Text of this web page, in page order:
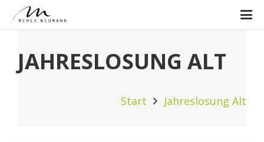
JAHRESLOSUNG ALT
Start Jahreslosung Alt